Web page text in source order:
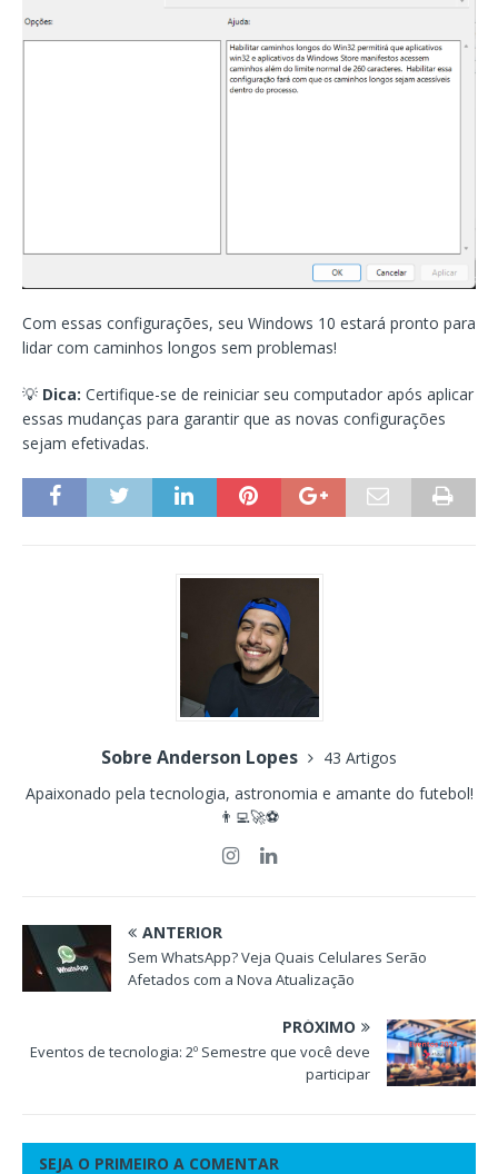
Com essas configurações, seu Windows 10 estará pronto para
lidar com caminhos longos sem problemas!
💡 Dica: Certifique-se de reiniciar seu computador após aplicar
essas mudanças para garantir que as novas configurações
sejam efetivadas.
Sobre Anderson Lopes
43 Artigos
Apaixonado pela tecnologia, astronomia e amante do futebol!
👨‍💻🚀⚽
ANTERIOR
Sem WhatsApp? Veja Quais Celulares Serão
Afetados com a Nova Atualização
PRÓXIMO
Eventos de tecnologia: 2º Semestre que você deve
participar
SEJA O PRIMEIRO A COMENTAR